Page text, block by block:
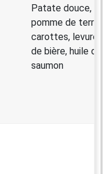
Patate douce,
pomme de terre,
carottes, levure
de bière, huile de
saumon